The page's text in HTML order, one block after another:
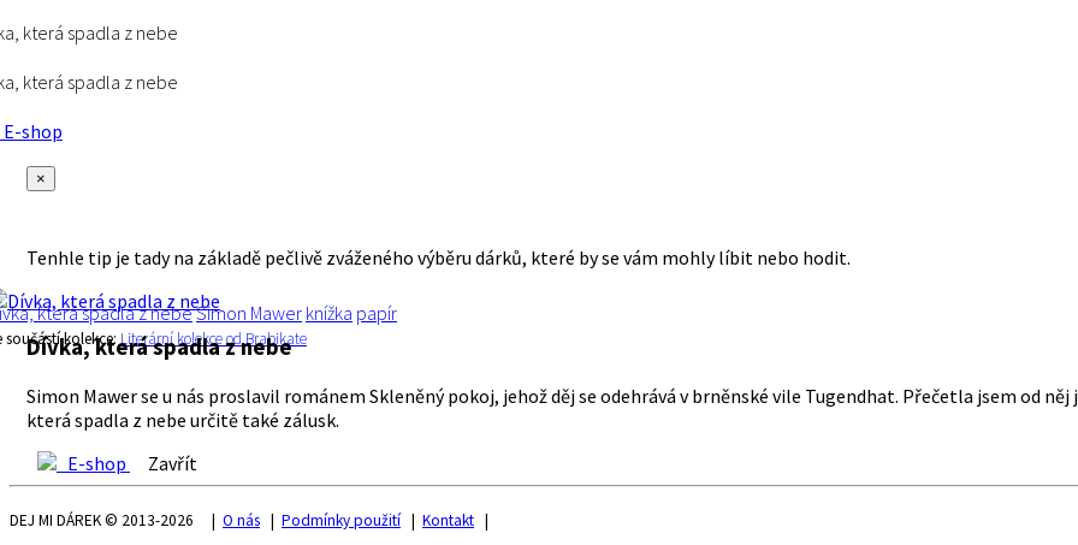
která spadla z nebe
která spadla z nebe
shop
×
Tenhle tip je tady na základě pečlivě zváženého výběru dárků, které by se vám mohly líbit nebo hodit.
která spadla z nebeSimon Mawer knížka papír
součástí kolekce:Literární kolekce od Brabikate
Dívka, která spadla z nebe
Simon Mawer se u nás proslavil románem Skleněný pokoj, jehož děj se odehrává v brněnské vile Tugendhat. Přečetla jsem od
která spadla z nebe určitě také zálusk.
E-shop
Zavřít
DEJ MI DÁREK © 2013-2026 | O nás | Podmínky použití| Kontakt |